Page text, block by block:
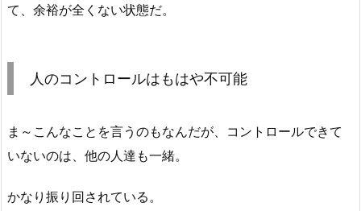
て、余裕が全くない状態だ。
人のコントロールはもはや不可能
ま～こんなことを言うのもなんだが、コントロールできて
いないのは、他の人達も一緒。
かなり振り回されている。